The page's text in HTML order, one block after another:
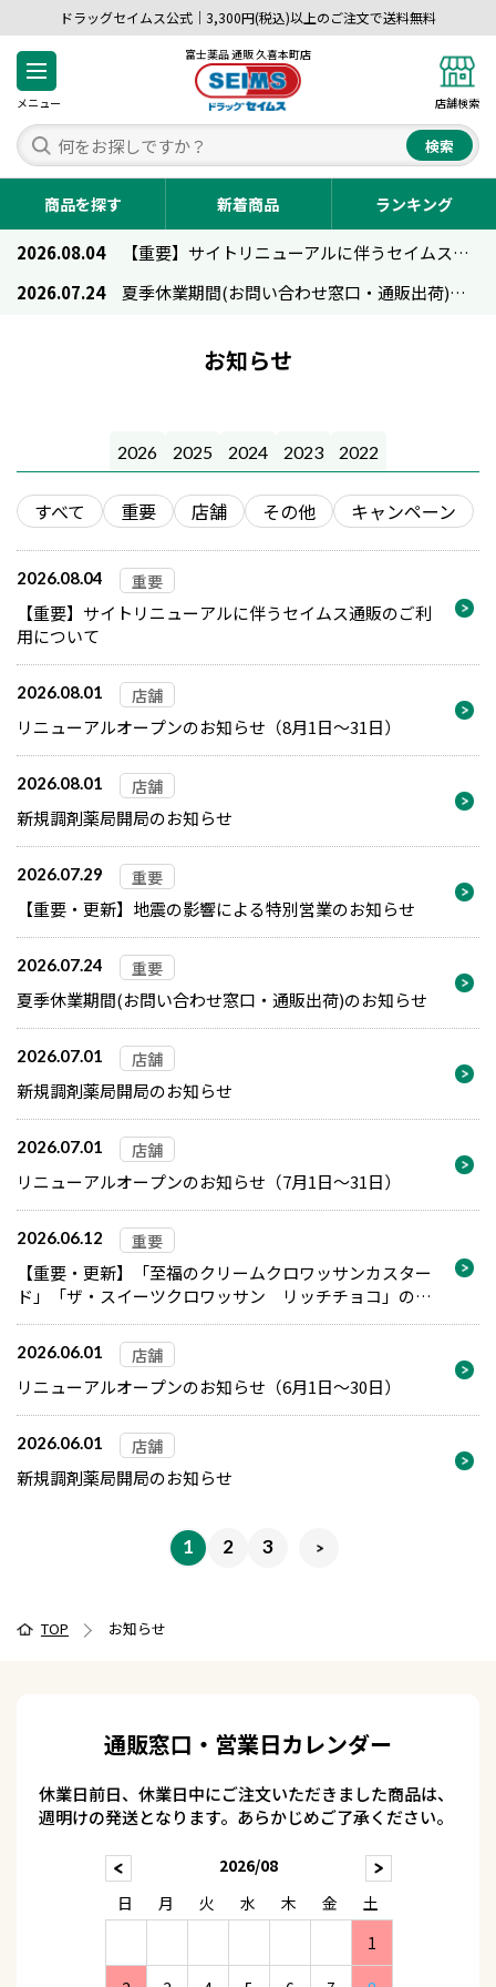
ドラッグセイムス公式｜3,300円(税込)以上のご注文で送料無料
メニュー
富士薬品 通販 久喜本町店
店舗検索
検索
商品を探す 新着商品 ランキング
2026.08.04
【重要】サイトリニューアルに伴うセイムス通販のご利用について
2026.07.24
夏季休業期間(お問い合わせ窓口・通販出荷)のお知らせ
お知らせ
2026 2025 2024 2023 2022
すべて 重要 店舗 その他 キャンペーン
2026.08.04 重要
【重要】サイトリニューアルに伴うセイムス通販のご利
用について
2026.08.01 店舗
リニューアルオープンのお知らせ（8月1日～31日）
2026.08.01 店舗
新規調剤薬局開局のお知らせ
2026.07.29 重要
【重要・更新】地震の影響による特別営業のお知らせ
2026.07.24 重要
夏季休業期間(お問い合わせ窓口・通販出荷)のお知らせ
2026.07.01 店舗
新規調剤薬局開局のお知らせ
2026.07.01 店舗
リニューアルオープンのお知らせ（7月1日～31日）
2026.06.12 重要
【重要・更新】「至福のクリームクロワッサンカスター
ド」「ザ・スイーツクロワッサン リッチチョコ」の自
主回収について
2026.06.01 店舗
リニューアルオープンのお知らせ（6月1日～30日）
2026.06.01 店舗
新規調剤薬局開局のお知らせ
1 2 3
TOP お知らせ
通販窓口・営業日カレンダー
休業日前日、休業日中にご注文いただきました商品は、
週明けの発送となります。あらかじめご了承ください。
2026/08
日
月 火 水 木 金
土
1